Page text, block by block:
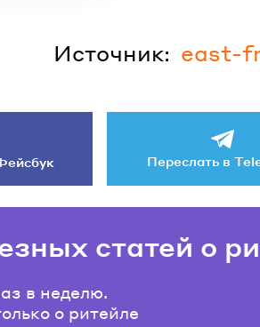
Источник: east-
Переслать в
статей о
в неделю.
о ритейле